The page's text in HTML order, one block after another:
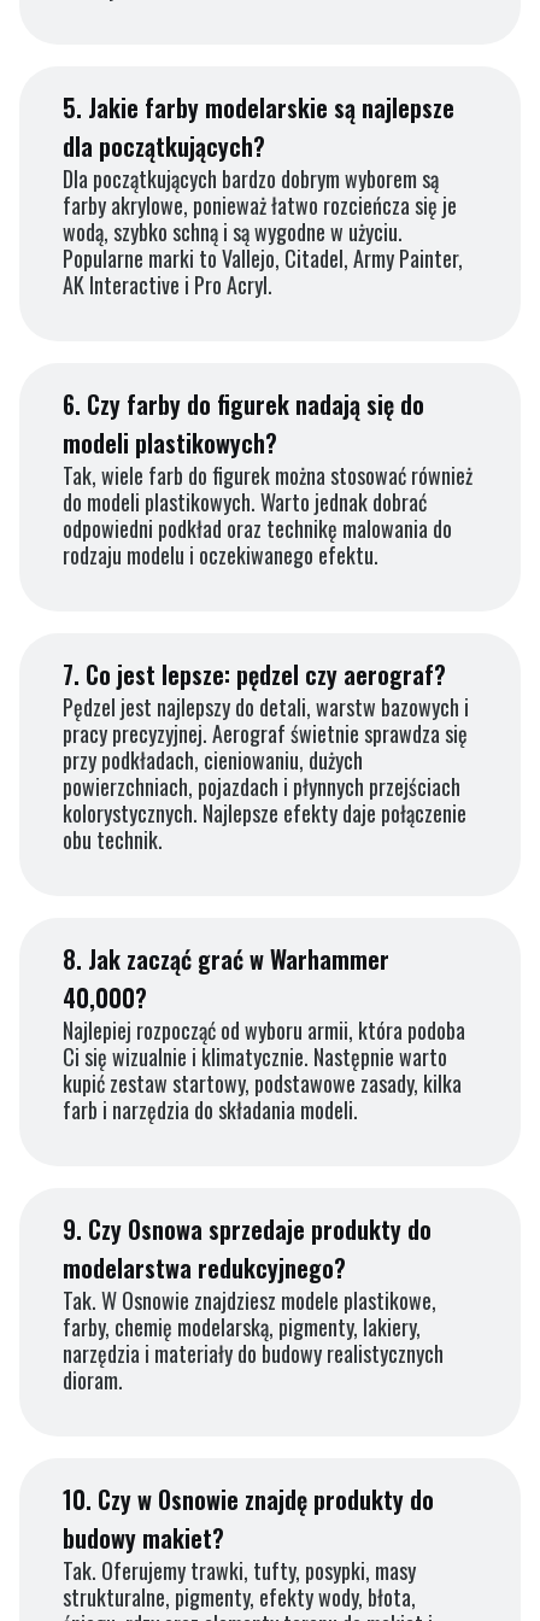
5. Jakie farby modelarskie są najlepsze
dla początkujących?
Dla początkujących bardzo dobrym wyborem są
farby akrylowe, ponieważ łatwo rozcieńcza się je
wodą, szybko schną i są wygodne w użyciu.
Popularne marki to Vallejo, Citadel, Army Painter,
AK Interactive i Pro Acryl.
6. Czy farby do figurek nadają się do
modeli plastikowych?
Tak, wiele farb do figurek można stosować również
do modeli plastikowych. Warto jednak dobrać
odpowiedni podkład oraz technikę malowania do
rodzaju modelu i oczekiwanego efektu.
7. Co jest lepsze: pędzel czy aerograf?
Pędzel jest najlepszy do detali, warstw bazowych i
pracy precyzyjnej. Aerograf świetnie sprawdza się
przy podkładach, cieniowaniu, dużych
powierzchniach, pojazdach i płynnych przejściach
kolorystycznych. Najlepsze efekty daje połączenie
obu technik.
8. Jak zacząć grać w Warhammer
40,000?
Najlepiej rozpocząć od wyboru armii, która podoba
Ci się wizualnie i klimatycznie. Następnie warto
kupić zestaw startowy, podstawowe zasady, kilka
farb i narzędzia do składania modeli.
9. Czy Osnowa sprzedaje produkty do
modelarstwa redukcyjnego?
Tak. W Osnowie znajdziesz modele plastikowe,
farby, chemię modelarską, pigmenty, lakiery,
narzędzia i materiały do budowy realistycznych
dioram.
10. Czy w Osnowie znajdę produkty do
budowy makiet?
Tak. Oferujemy trawki, tufty, posypki, masy
strukturalne, pigmenty, efekty wody, błota,